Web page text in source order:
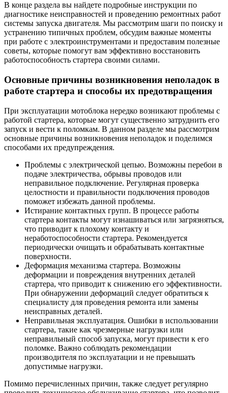
В конце раздела вы найдете подробные инструкции по
диагностике неисправностей и проведению ремонтных работ
системы запуска двигателя. Мы рассмотрим шаги по поиску и
устранению типичных проблем, обсудим важные моменты
при работе с электроинструментами и предоставим полезные
советы, которые помогут вам эффективно восстановить
работоспособность стартера своими силами.
Основные причины возникновения неполадок в
работе стартера и способы их предотвращения
При эксплуатации мотоблока нередко возникают проблемы с
работой стартера, которые могут существенно затруднить его
запуск и вести к поломкам. В данном разделе мы рассмотрим
основные причины возникновения неполадок и поделимся
способами их предупреждения.
Проблемы с электрической цепью. Возможны перебои в
подаче электричества, обрывы проводов или
неправильное подключение. Регулярная проверка
целостности и правильности подключения проводов
поможет избежать данной проблемы.
Истирание контактных групп. В процессе работы
стартера контакты могут изнашиваться или загрязняться,
что приводит к плохому контакту и
неработоспособности стартера. Рекомендуется
периодически очищать и обрабатывать контактные
поверхности.
Деформация механизма стартера. Возможны
деформации и повреждения внутренних деталей
стартера, что приводит к снижению его эффективности.
При обнаружении деформаций следует обратиться к
специалисту для проведения ремонта или замены
неисправных деталей.
Неправильная эксплуатация. Ошибки в использовании
стартера, такие как чрезмерные нагрузки или
неправильный способ запуска, могут привести к его
поломке. Важно соблюдать рекомендации
производителя по эксплуатации и не превышать
допустимые нагрузки.
Помимо перечисленных причин, также следует регулярно